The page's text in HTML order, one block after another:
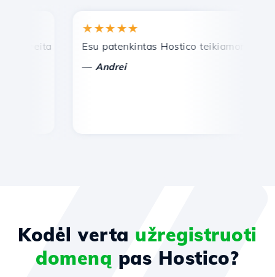
ir efektyvi techninė pagalba.
★★★★★
Esu patenkintas Hostico teikiamomis
Andrei
Kodėl verta užregistruoti
domeną pas Hostico?